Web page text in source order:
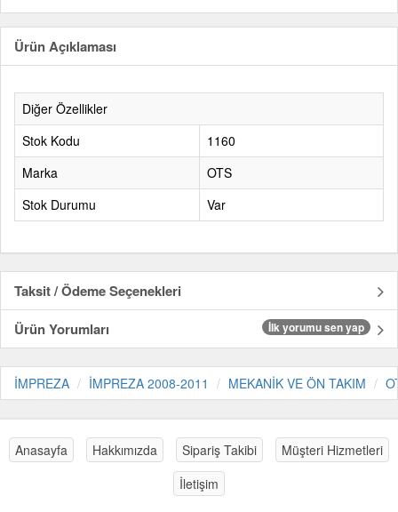
Ürün Açıklaması
Diğer Özellikler
Stok Kodu
1160
Marka
OTS
Stok Durumu
Var
Taksit / Ödeme Seçenekleri
Ürün Yorumları
İlk yorumu sen yap
İMPREZA İMPREZA 2008-2011 MEKANİK VE ÖN TAKIM
Anasayfa Hakkımızda Sipariş Takibi
Müşteri Hizmetleri
İletişim